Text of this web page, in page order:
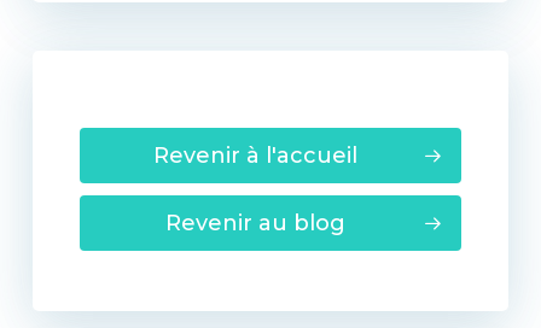
Revenir à l'accueil
Revenir au blog